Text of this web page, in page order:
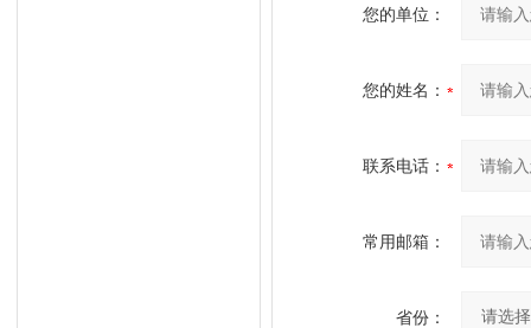
您的单位：
您的姓名：
联系电话：
常用邮箱：
省份：